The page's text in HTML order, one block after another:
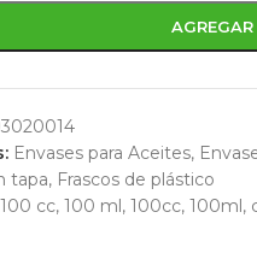
Envases para Aceites,
tapa, Frascos de plástico
100 cc, 100 ml, 100cc, 100ml,